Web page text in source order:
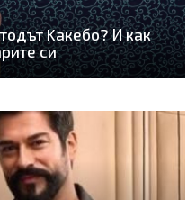
Kaкебо? И как
си